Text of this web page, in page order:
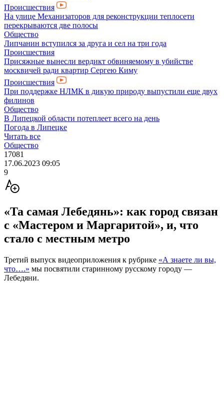
Происшествия
На улице Механизаторов для реконструкции теплосети
перекрываются две полосы
Общество
Липчанин вступился за друга и сел на три года
Происшествия
Присяжные вынесли вердикт обвиняемому в убийстве
москвичей ради квартир Сергею Киму
Происшествия
При поддержке НЛМК в дикую природу выпустили еще двух
филинов
Общество
В Липецкой области потеплеет всего на день
Погода в Липецке
Читать все
Общество
17081
17.06.2023 09:05
9
«Та самая Лебедянь»: как город связан
с «Мастером и Маргаритой», и, что
стало с местным метро
Третий выпуск видеоприложения к рубрике «А знаете ли вы,
что….» мы посвятили старинному русскому городу —
Лебедяни.